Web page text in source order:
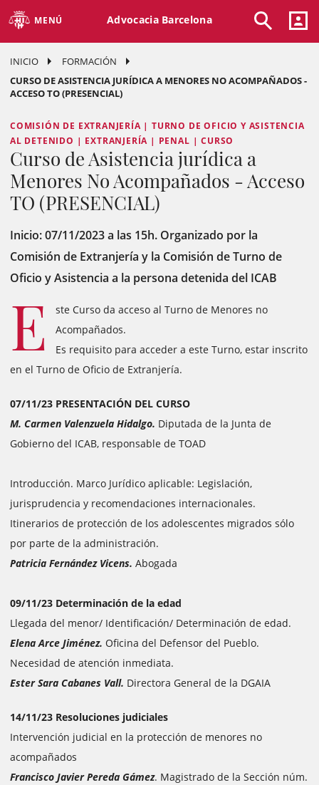
MENÚ Advocacia Barcelona
INICIO
FORMACIÓN
CURSO DE ASISTENCIA JURÍDICA A MENORES NO ACOMPAÑADOS -
ACCESO TO (PRESENCIAL)
COMISIÓN DE EXTRANJERÍA | TURNO DE OFICIO Y ASISTENCIA
AL DETENIDO | EXTRANJERÍA | PENAL | CURSO
Curso de Asistencia jurídica a
Menores No Acompañados - Acceso
TO (PRESENCIAL)
Inicio: 07/11/2023 a las 15h. Organizado por la
Comisión de Extranjería y la Comisión de Turno de
Oficio y Asistencia a la persona detenida del ICAB
E
ste Curso da acceso al Turno de Menores no
Acompañados.
Es requisito para acceder a este Turno, estar inscrito
en el Turno de Oficio de Extranjería.
07/11/23 PRESENTACIÓN DEL CURSO
M. Carmen Valenzuela Hidalgo. Diputada de la Junta de
Gobierno del ICAB, responsable de TOAD
Introducción. Marco Jurídico aplicable: Legislación,
jurisprudencia y recomendaciones internacionales.
Itinerarios de protección de los adolescentes migrados sólo
por parte de la administración.
Patricia Fernández Vicens. Abogada
09/11/23 Determinación de la edad
Llegada del menor/ Identificación/ Determinación de edad.
Elena Arce Jiménez. Oficina del Defensor del Pueblo.
Necesidad de atención inmediata.
Ester Sara Cabanes Vall. Directora General de la DGAIA
14/11/23 Resoluciones judiciales
Intervención judicial en la protección de menores no
acompañados
Francisco Javier Pereda Gámez. Magistrado de la Sección núm.